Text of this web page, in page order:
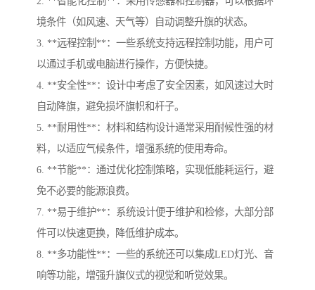
境条件（如风速、天气等）自动调整升旗的状态。
3. **远程控制**：一些系统支持远程控制功能，用户可
以通过手机或电脑进行操作，方便快捷。
4. **安全性**：设计中考虑了安全因素，如风速过大时
自动降旗，避免损坏旗帜和杆子。
5. **耐用性**：材料和结构设计通常采用耐候性强的材
料，以适应气候条件，增强系统的使用寿命。
6. **节能**：通过优化控制策略，实现低能耗运行，避
免不必要的能源浪费。
7. **易于维护**：系统设计便于维护和检修，大部分部
件可以快速更换，降低维护成本。
8. **多功能性**：一些的系统还可以集成LED灯光、音
响等功能，增强升旗仪式的视觉和听觉效果。